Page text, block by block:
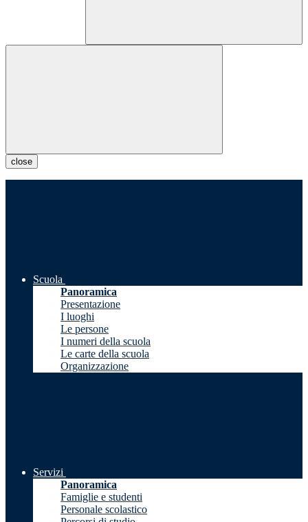
close
Scuola
Panoramica
Presentazione
I luoghi
Le persone
I numeri della scuola
Le carte della scuola
Organizzazione
Servizi
Panoramica
Famiglie e studenti
Personale scolastico